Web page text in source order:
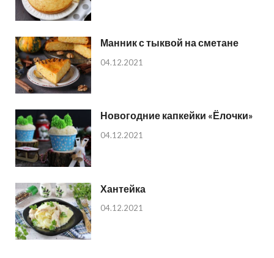
Манник с тыквой на сметане
04.12.2021
Новогодние капкейки «Ёлочки»
04.12.2021
Хантейка
04.12.2021